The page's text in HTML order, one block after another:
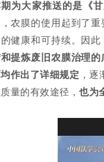
为大家推送的是《
农膜的使用起到了
健康和可持续。因此
提炼废旧农膜治理
作出了详细规定 ，
量的有效途径，也为